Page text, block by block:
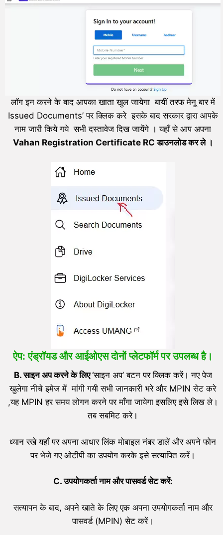
लॉग इन करने के बाद आपका खाता खुल जायेगा बायीं तरफ मेनू बार में
Issued Documents’ पर क्लिक करे इसके बाद सरकार द्वारा आपके
नाम जारी किये गये सभी दस्तावेज दिख जायेंगे । यहाँ से आप अपना
Vahan Registration CertificateRC डाउनलोड कर ले ।
ऐप: एंड्रॉयड और आईओएस दोनों प्लेटफॉर्म पर उपलब्ध है।
B.साइन अप करने के लिए‘साइन अप’ बटन पर क्लिक करें। नए पेज
खुलेगा नीचे इमेज में मांगी गयी सभी जानकारी भरे और MPIN सेट करे
,यह MPIN हर समय लोगन करने पर माँगा जायेगा इसलिए इसे लिख ले।
तब सबमिट करे।
ध्यान रखे यहाँ पर अपना आधार लिंक मोबाइल नंबर डालें और अपने फोन
पर भेजे गए ओटीपी का उपयोग करके इसे सत्यापित करें।
C.उपयोगकर्ता नाम और पासवर्ड सेट करें:
सत्यापन के बाद, अपने खाते के लिए एक अपना उपयोगकर्ता नाम और
पासवर्ड (MPIN) सेट करें।